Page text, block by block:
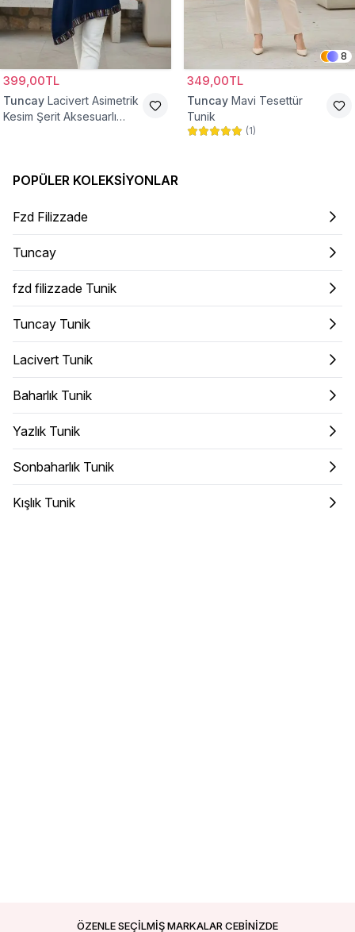
399,00TL
Tuncay Lacivert Asimetrik
Kesim Şerit Aksesuarlı
8
349,00TL
Tuncay Mavi Tesettür
Tunik
(1)
POPÜLER KOLEKSIYONLAR
Fzd Filizzade
Tuncay
fzd filizzade Tunik
Tuncay Tunik
Lacivert Tunik
Baharlık Tunik
Yazlık Tunik
Sonbaharlık Tunik
Kışlık Tunik
ÖZENLE SEÇİLMİŞ MARKALAR CEBİNİZDE